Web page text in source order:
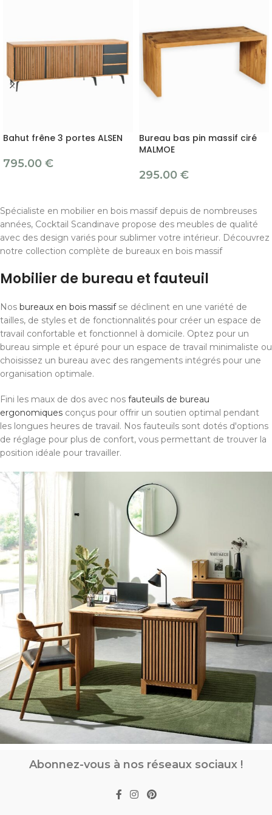
Bahut frêne 3 portes ALSEN
795.00 €
Bureau bas pin massif ciré
MALMOE
295.00 €
Spécialiste en mobilier en bois massif depuis de nombreuses
années, Cocktail Scandinave propose des meubles de qualité
avec des design variés pour sublimer votre intérieur. Découvrez
notre collection complète de bureaux en bois massif
Mobilier de bureau et fauteuil
Nos bureaux en bois massifse déclinent en une variété de
tailles, de styles et de fonctionnalités pour créer un espace de
travail confortable et fonctionnel à domicile. Optez pour un
bureau simple et épuré pour un espace de travail minimaliste ou
choisissez un bureau avec des rangements intégrés pour une
organisation optimale.
Fini les maux de dos avec nos fauteuils de bureau
ergonomiques conçus pour offrir un soutien optimal pendant
les longues heures de travail. Nos fauteuils sont dotés d'options
de réglage pour plus de confort, vous permettant de trouver la
position idéale pour travailler.
Abonnez-vous à nos réseaux sociaux !